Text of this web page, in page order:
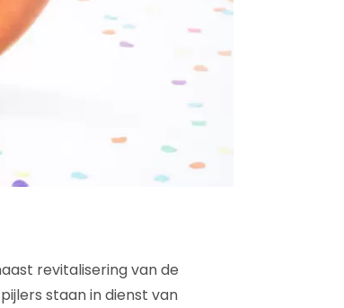
revitalisering van de
staan in dienst van